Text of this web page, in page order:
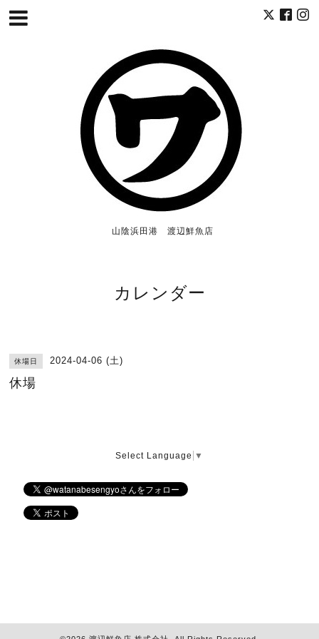
山陰浜田港 渡辺鮮魚店
カレンダー
休場日 2024-04-06 (土)
休場
Select Language ▼